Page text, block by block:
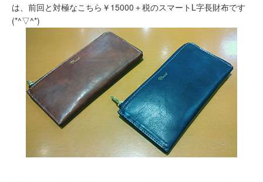
は、前回と対極なこちら￥15000＋税のスマートL字長財布です
(*^▽^*)